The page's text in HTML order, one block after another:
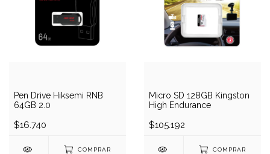
Pen Drive Hiksemi RNB
64GB 2.0
$16.740
COMPRAR
Micro SD 128GB Kingston
High Endurance
$105.192
COMPRAR